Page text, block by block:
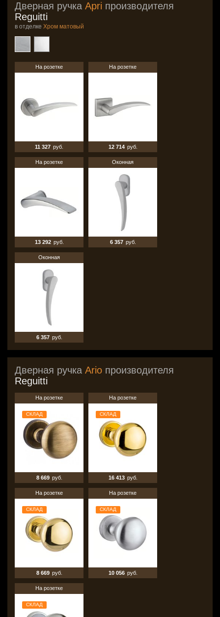
Дверная ручка Apri производителя
Reguitti
в отделке Хром матовый
На розетке
11 327 руб.
На розетке
12 714 руб.
На розетке
13 292 руб.
Оконная
6 357 руб.
Оконная
6 357 руб.
Дверная ручка Ario производителя
Reguitti
На розетке
СКЛАД
8 669 руб.
На розетке
СКЛАД
16 413 руб.
На розетке
СКЛАД
8 669 руб.
На розетке
СКЛАД
10 056 руб.
На розетке
СКЛАД